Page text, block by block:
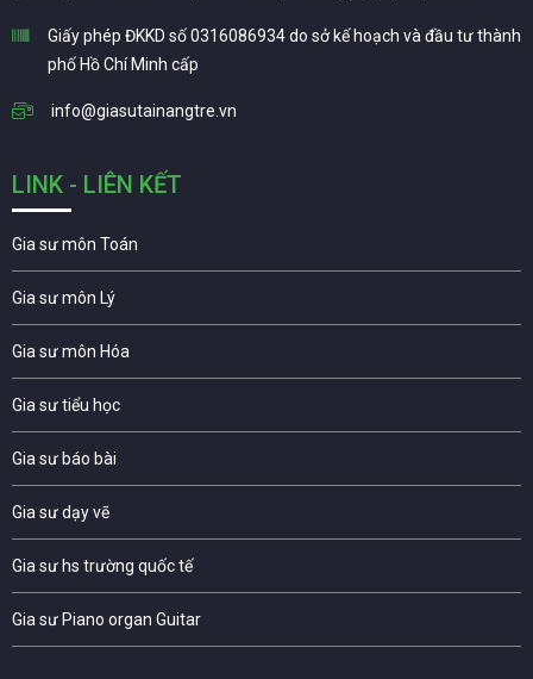
Giấy phép ĐKKD số 0316086934 do sở kế hoạch và đầu tư thành
phố Hồ Chí Minh cấp
info@giasutainangtre.vn
LINK - LIÊN KẾT
Gia sư môn Toán
Gia sư môn Lý
Gia sư môn Hóa
Gia sư tiểu học
Gia sư báo bài
Gia sư dạy vẽ
Gia sư hs trường quốc tế
Gia sư Piano organ Guitar